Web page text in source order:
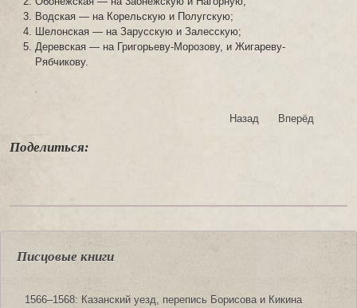
Водская — на Корельскую и Полугскую;
Шелонская — на Зарусскую и Залесскую;
Деревская — на Григорьеву-Морозову, и Жигареву-
Рябчикову.
Назад Вперёд
Поделиться:
Писцовые книги
1566‒1568: Казанский уезд, перепись Борисова и Кикина